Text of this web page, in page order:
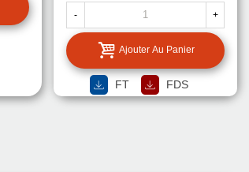
- +
Ajouter Au Panier
FT FDS